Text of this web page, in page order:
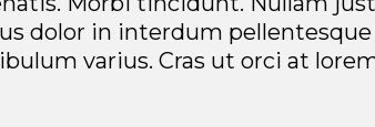
dolor in interdum pellentesque
varius. Cras ut orci at